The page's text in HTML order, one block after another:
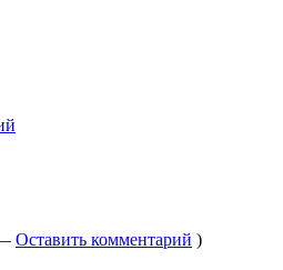
Оставить комментарий )